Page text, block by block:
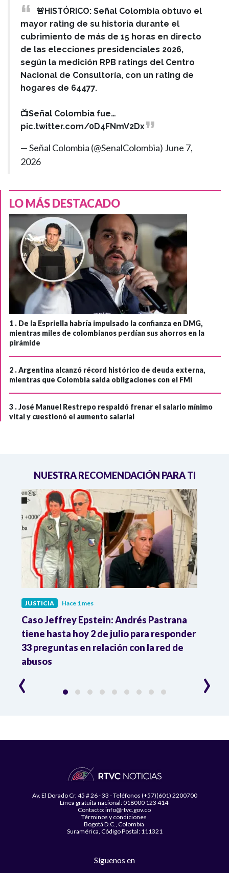
🚨HISTÓRICO: Señal Colombia obtuvo el
mayor rating de su historia durante el
cubrimiento de más de 15 horas en directo
de las elecciones presidenciales 2026,
según la medición RPB ratings del Centro
Nacional de Consultoría, con un rating de
hogares de 64477.
📺Señal Colombia fue…
pic.twitter.com/0D4FNmV2Dx
— Señal Colombia (@SenalColombia) June 7,
2026
LO MÁS DESTACADO
1 . De la Espriella habría impulsado la confianza en DMG,
mientras miles de colombianos perdían sus ahorros en la
pirámide
2 .Argentina alcanzó récord histórico de deuda externa,
mientras que Colombia salda obligaciones con el FMI
3 .José Manuel Restrepo respaldó frenar el salario mínimo
vital y cuestionó el aumento salarial
NUESTRA RECOMENDACIÓN PARA TI
JUSTICIA Hace 1 mes
Caso Jeffrey Epstein: Andrés Pastrana
tiene hasta hoy 2 de julio para responder
33 preguntas en relación con la red de
abusos
‹ ›
Av. El Dorado Cr. 45 # 26 - 33 - Teléfonos (+57)(601) 2200700
Línea gratuita nacional: 018000 123 414
Contacto: info@rtvc.gov.co
Términos y condiciones
Bogotá D.C., Colombia
Suramérica, Código Postal: 111321
Síguenos en